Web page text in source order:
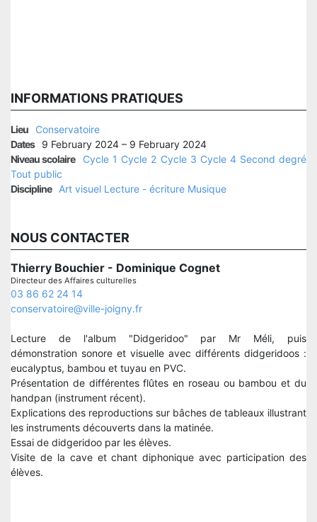
INFORMATIONS PRATIQUES
Lieu
Conservatoire
Dates 9 February 2024 – 9 February 2024
Niveau scolaire
Cycle 1 Cycle 2 Cycle 3 Cycle 4 Second degré
Tout public
Discipline Art visuel Lecture - écriture Musique
NOUS CONTACTER
Thierry Bouchier - Dominique Cognet
Directeur des Affaires culturelles
03 86 62 24 14
conservatoire@ville-joigny.fr
Lecture de l'album "Didgeridoo" par Mr Méli, puis
démonstration sonore et visuelle avec différents didgeridoos :
eucalyptus, bambou et tuyau en PVC.
Présentation de différentes flûtes en roseau ou bambou et du
handpan (instrument récent).
Explications des reproductions sur bâches de tableaux illustrant
les instruments découverts dans la matinée.
Essai de didgeridoo par les élèves.
Visite de la cave et chant diphonique avec participation des
élèves.